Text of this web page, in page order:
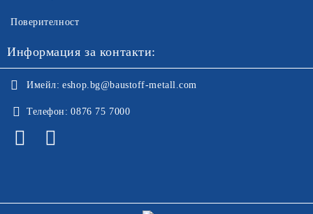
Поверителност
Информация за контакти:
Имейл: eshop.bg@baustoff-metall.com
Телефон: 0876 75 7000